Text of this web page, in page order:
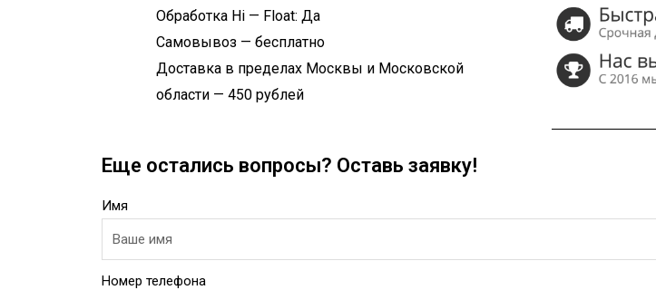
Обработка Hi — Float: Да
Самовывоз — бесплатно
Доставка в пределах Москвы и Московской
области — 450 рублей
Еще остались вопросы? Оставь заявку!
Имя
Номер телефона